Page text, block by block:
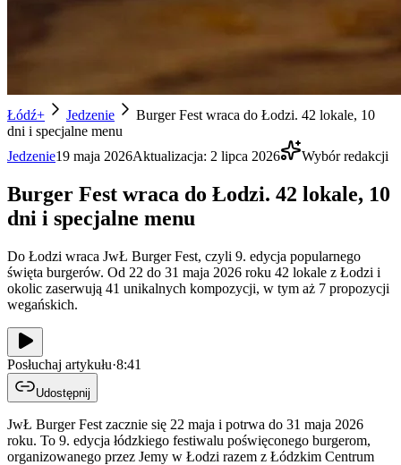
Łódź+ Jedzenie
Burger Fest wraca do Łodzi. 42 lokale, 10
dni i specjalne menu
Jedzenie19 maja 2026Aktualizacja: 2 lipca 2026 Wybór redakcji
Burger Fest wraca do Łodzi. 42 lokale, 10
dni i specjalne menu
Do Łodzi wraca JwŁ Burger Fest, czyli 9. edycja popularnego
święta burgerów. Od 22 do 31 maja 2026 roku 42 lokale z Łodzi i
okolic zaserwują 41 unikalnych kompozycji, w tym aż 7 propozycji
wegańskich.
Posłuchaj artykułu·8:41
Udostępnij
JwŁ Burger Fest zacznie się 22 maja i potrwa do 31 maja 2026
roku. To 9. edycja łódzkiego festiwalu poświęconego burgerom,
organizowanego przez Jemy w Łodzi razem z Łódzkim Centrum